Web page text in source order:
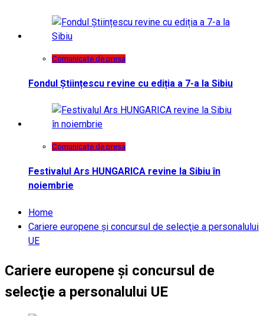
Comunicate de presa
Fondul Științescu revine cu ediția a 7-a la Sibiu
Comunicate de presa
Festivalul Ars HUNGARICA revine la Sibiu în
noiembrie
Home
Cariere europene şi concursul de selecţie a personalului
UE
Cariere europene şi concursul de
selecţie a personalului UE